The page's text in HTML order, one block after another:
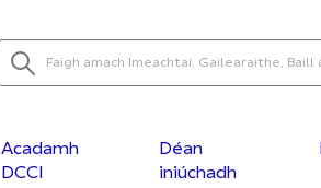
Acadamh
DCCI
Déan
iniúchadh